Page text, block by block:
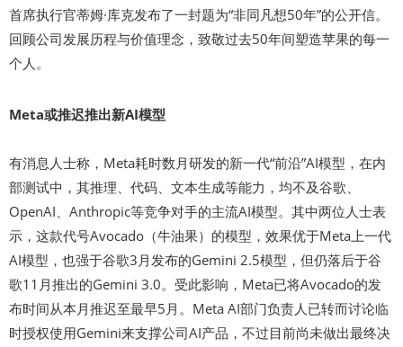
首席执行官蒂姆·库克发布了一封题为“非同凡想50年”的公开信。
回顾公司发展历程与价值理念，致敬过去50年间塑造苹果的每一
个人。
Meta或推迟推出新AI模型
有消息人士称，Meta耗时数月研发的新一代“前沿”AI模型，在内
部测试中，其推理、代码、文本生成等能力，均不及谷歌、
OpenAI、Anthropic等竞争对手的主流AI模型。其中两位人士表
示，这款代号Avocado（牛油果）的模型，效果优于Meta上一代
AI模型，也强于谷歌3月发布的Gemini 2.5模型，但仍落后于谷
歌11月推出的Gemini 3.0。受此影响，Meta已将Avocado的发
布时间从本月推迟至最早5月。Meta AI部门负责人已转而讨论临
时授权使用Gemini来支撑公司AI产品，不过目前尚未做出最终决